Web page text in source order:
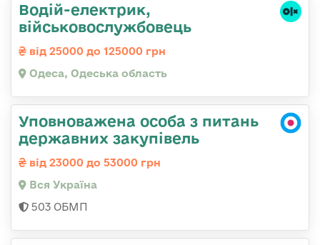
Водій-електрик,
військовослужбовець
від 25000 до 125000 грн
Одеса, Одеська область
Уповноважена особа з питань
державних закупівель
від 23000 до 53000 грн
Вся Україна
503 ОБМП